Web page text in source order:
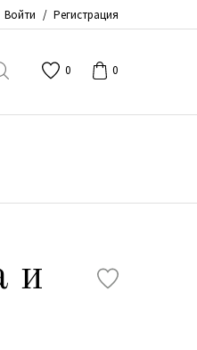
Войти / Регистрация
0 0
и